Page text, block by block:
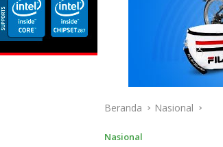
Beranda Nasional
Nasional